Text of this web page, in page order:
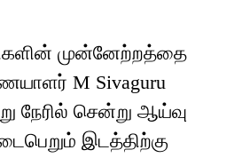
முன்னேற்றத்தை
M Sivaguru
நேரில் சென்று ஆய்வு
இடத்திற்கு